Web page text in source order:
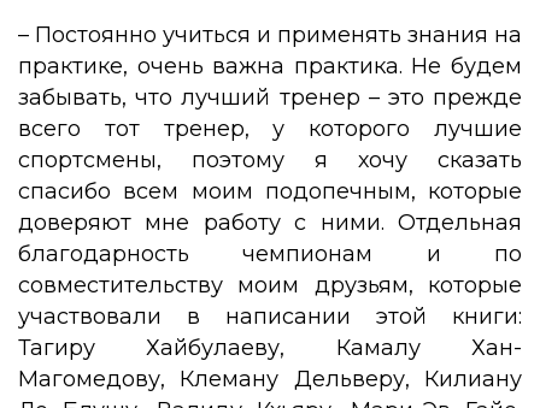
– Постоянно учиться и применять знания на
практике, очень важна практика. Не будем
забывать, что лучший тренер – это прежде
всего тот тренер, у которого лучшие
спортсмены, поэтому я хочу сказать
спасибо всем моим подопечным, которые
доверяют мне работу с ними. Отдельная
благодарность чемпионам и по
совместительству моим друзьям, которые
участвовали в написании этой книги:
Тагиру Хайбулаеву, Камалу Хан-
Магомедову, Клеману Дельверу, Килиану